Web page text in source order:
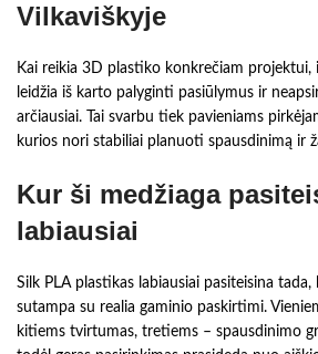
Vilkaviškyje
Kai reikia 3D plastiko konkrečiam projektui,
leidžia iš karto palyginti pasiūlymus ir
arčiausiai. Tai svarbu tiek pavieniams
kurios nori stabiliai planuoti spausdinimą ir
Kur ši medžiaga
labiausiai
Silk PLA plastikas labiausiai pasiteisina tada,
sutampa su realia gaminio paskirtimi.
kitiems tvirtumas, tretiems – spausdinimo